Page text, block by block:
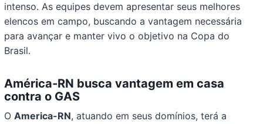
intenso. As equipes devem apresentar seus melhores
elencos em campo, buscando a vantagem necessária
para avançar e manter vivo o objetivo na Copa do
Brasil.
América-RN busca vantagem em casa
contra o GAS
OAmerica-RN, atuando em seus domínios, terá a